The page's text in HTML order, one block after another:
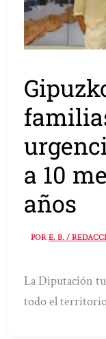
a 10
años
PORE. B. /
La Diputación
todo el